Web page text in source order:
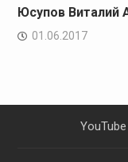
Юсупов Виталий
01.06.2017
YouTube